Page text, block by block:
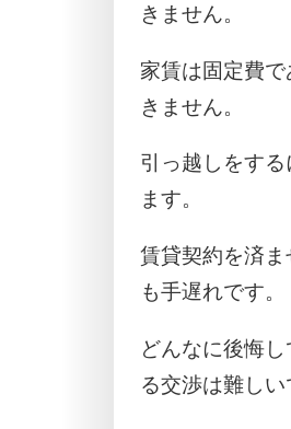
きません。
家賃は固定費
きません。
引っ越しをす
ます。
賃貸契約を済
も手遅れです。
どんなに後悔
る交渉は難しい